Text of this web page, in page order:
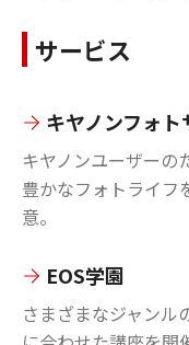
サービス
キヤノンフォト
キヤノンユーザーの
豊かなフォトライフ
意。
EOS学園
さまざまなジャンル